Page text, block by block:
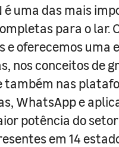
é uma das mais
para o lar.
e oferecemos uma
nos conceitos de
também nas
WhatsApp e
potência do
em 14